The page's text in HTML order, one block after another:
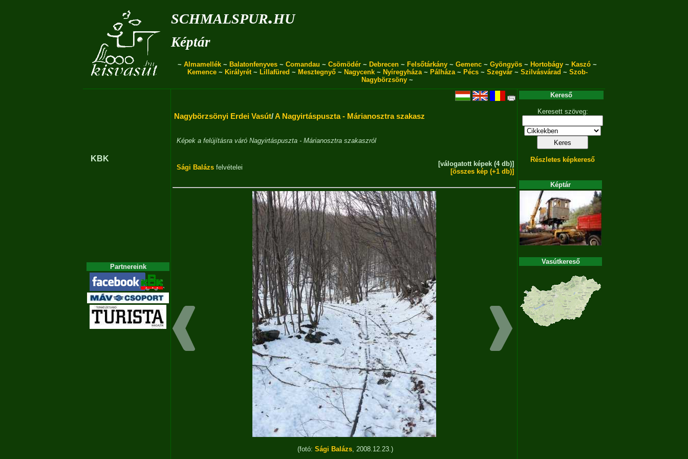
schmalspur.hu
Képtár
~ Almamellék ~ Balatonfenyves ~ Comandau ~ Csömödér ~ Debrecen ~ Felsőtárkány ~ Gemenc ~ Gyöngyös ~ Hortobágy ~ Kaszó ~
Kemence~ Királyrét~ Lillafüred ~ Mesztegnyő~ Nagycenk~ Nyíregyháza~ Pálháza~ Pécs~ Szegvár~ Szilvásvárad ~ Szob-
Nagybörzsöny ~
KBK
Partnereink
Nagybörzsönyi Erdei Vasút/A Nagyirtáspuszta - Márianosztra szakasz
Képek a felújításra váró Nagyirtáspuszta - Márianosztra szakaszról
Sági Balázs felvételei
[válogatott képek (4 db)]
[összes kép (+1 db)]
(fotó: Sági Balázs, 2008.12.23.)
Kereső
Keresett szöveg:
Részletes képkereső
Képtár
Vasútkereső